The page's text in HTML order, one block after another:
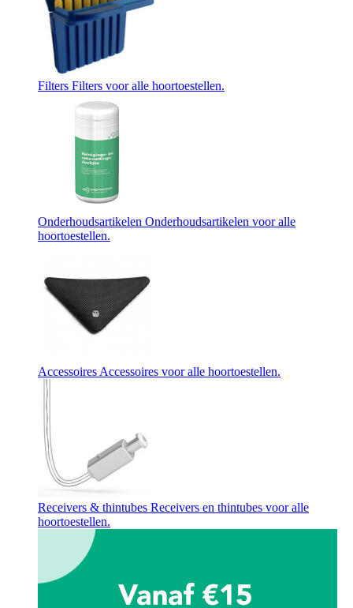
Filters Filters voor alle hoortoestellen.
Onderhoudsartikelen Onderhoudsartikelen voor alle
hoortoestellen.
AccessoiresAccessoires voor alle hoortoestellen.
Receivers & thintubes Receivers en thintubes voor alle
hoortoestellen.